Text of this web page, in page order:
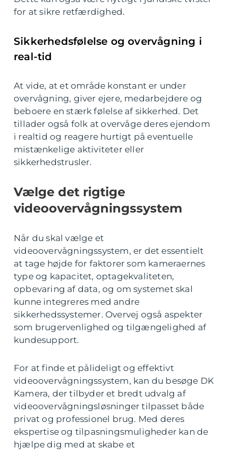
for at sikre retfærdighed.
Sikkerhedsfølelse og overvågning i
real-tid
At vide, at et område konstant er under
overvågning, giver ejere, medarbejdere og
beboere en stærk følelse af sikkerhed. Det
tillader også folk at overvåge deres ejendom
i realtid og reagere hurtigt på eventuelle
mistænkelige aktiviteter eller
sikkerhedstrusler.
Vælge det rigtige
videoovervågningssystem
Når du skal vælge et
videoovervågningssystem, er det essentielt
at tage højde for faktorer som kameraernes
type og kapacitet, optagekvaliteten,
opbevaring af data, og om systemet skal
kunne integreres med andre
sikkerhedssystemer. Overvej også aspekter
som brugervenlighed og tilgængelighed af
kundesupport.
For at finde et pålideligt og effektivt
videoovervågningssystem, kan du besøge DK
Kamera, der tilbyder et bredt udvalg af
videoovervågningsløsninger tilpasset både
privat og professionel brug. Med deres
ekspertise og tilpasningsmuligheder kan de
hjælpe dig med at skabe et